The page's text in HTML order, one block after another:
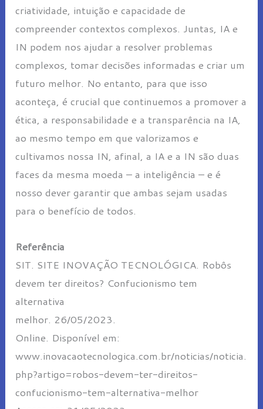
criatividade, intuição e capacidade de
compreender contextos complexos. Juntas, IA e
IN podem nos ajudar a resolver problemas
complexos, tomar decisões informadas e criar um
futuro melhor. No entanto, para que isso
aconteça, é crucial que continuemos a promover a
ética, a responsabilidade e a transparência na IA,
ao mesmo tempo em que valorizamos e
cultivamos nossa IN, afinal, a IA e a IN são duas
faces da mesma moeda – a inteligência – e é
nosso dever garantir que ambas sejam usadas
para o benefício de todos.
Referência
SIT. SITE INOVAÇÃO TECNOLÓGICA. Robôs
devem ter direitos? Confucionismo tem
alternativa
melhor. 26/05/2023.
Online. Disponível em:
www.inovacaotecnologica.com.br/noticias/noticia.
php?artigo=robos-devem-ter-direitos-
confucionismo-tem-alternativa-melhor